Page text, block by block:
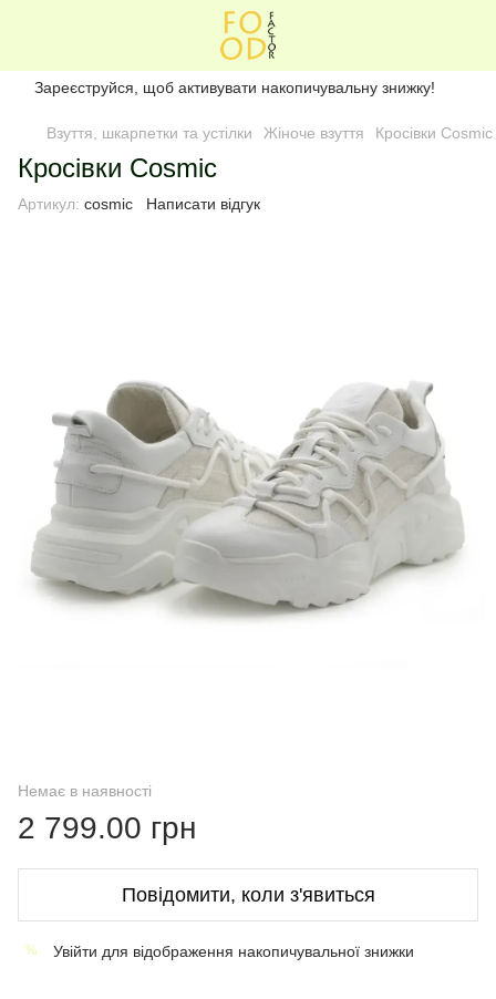
Зареєструйся, щоб активувати накопичувальну знижку!
Взуття, шкарпетки та устілки Жіноче взуття Кросівки Cosmic
Кросівки Cosmic
Артикул: cosmic Написати відгук
Немає в наявності
2 799.00 грн
Повідомити, коли з'явиться
% Увійти для відображення накопичувальної знижки